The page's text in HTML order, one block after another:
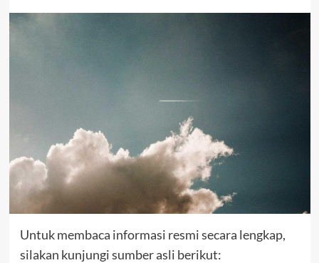
Untuk membaca informasi resmi secara lengkap,
silakan kunjungi sumber asli berikut: